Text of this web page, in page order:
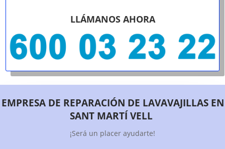
LLÁMANOS AHORA
EMPRESA DE REPARACIÓN DE LAVAVAJILLAS EN
SANT MARTÍ VELL
¡Será un placer ayudarte!